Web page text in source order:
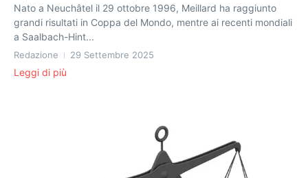
Nato a Neuchâtel il 29 ottobre 1996, Meillard ha raggiunto
grandi risultati in Coppa del Mondo, mentre ai recenti mondiali
a Saalbach-Hint...
Redazione 29 Settembre 2025
Leggi di più